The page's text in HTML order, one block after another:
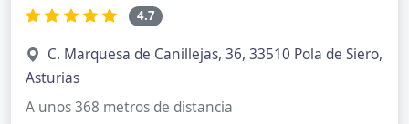
4.7
C. Marquesa de Canillejas, 36, 33510 Pola de Siero,
Asturias
A unos 368 metros de distancia